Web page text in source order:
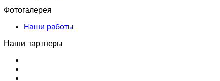
Фотогалерея
Наши работы
Наши партнеры